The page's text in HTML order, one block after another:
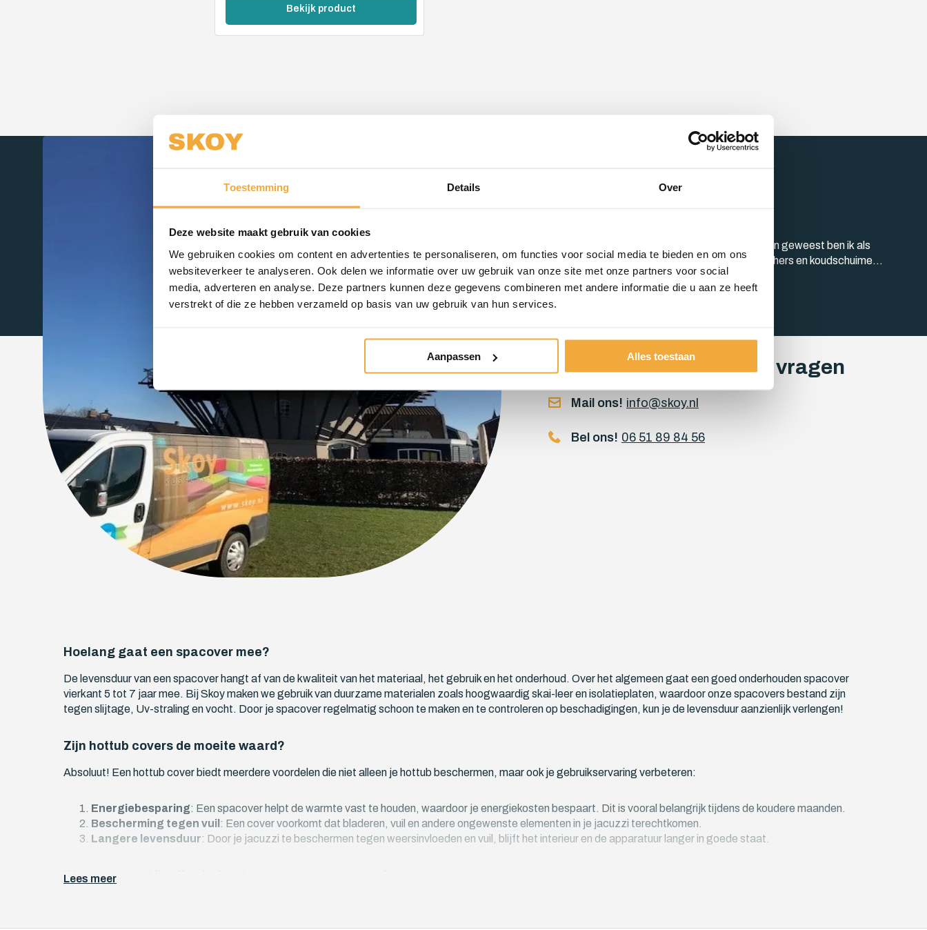
Toestemming Details Over
Deze website maakt gebruik van cookies
We gebruiken cookies om content en advertenties te personaliseren, om functies voor social media te bieden en om ons
websiteverkeer te analyseren. Ook delen we informatie over uw gebruik van onze site met onze partners voor social
media, adverteren en analyse. Deze partners kunnen deze gegevens combineren met andere informatie die u aan ze heeft
verstrekt of die ze hebben verzameld op basis van uw gebruik van hun services.
Aanpassen Alles toestaan
Bekijk product
Na 1 van de laatste dienstplichtige (93-2) te zijn geweest ben ik als
zelfstandige begonnen op de markt met polyethers en koudschuimen.
Veel kennis opgedaan en doordat ik steeds weer de vraag kreeg of ik
ook stoffen kon leveren ook door ingedoken en gaan
Meer over ons
Voor al jouw maatwerk vragen
Mail ons! info@skoy.nl
Bel ons! 06 51 89 84 56
Hoelang gaat een spacover mee?
De levensduur van een spacover hangt af van de kwaliteit van het materiaal, het gebruik en het onderhoud. Over het algemeen gaat een goed onderhouden spacover
vierkant 5 tot 7 jaar mee. Bij Skoy maken we gebruik van duurzame materialen zoals hoogwaardig skai-leer en isolatieplaten, waardoor onze spacovers bestand zijn
tegen slijtage, Uv-straling en vocht. Door je spacover regelmatig schoon te maken en te controleren op beschadigingen, kun je de levensduur aanzienlijk verlengen!
Zijn hottub covers de moeite waard?
Absoluut! Een hottub cover biedt meerdere voordelen die niet alleen je hottub beschermen, maar ook je gebruikservaring verbeteren:
Energiebesparing: Een spacover helpt de warmte vast te houden, waardoor je energiekosten bespaart. Dit is vooral belangrijk tijdens de koudere maanden.
Bescherming tegen vuil : Een cover voorkomt dat bladeren, vuil en andere ongewenste elementen in je jacuzzi terechtkomen.
Langere levensduur: Door je jacuzzi te beschermen tegen weersinvloeden en vuil, blijft het interieur en de apparatuur langer in goede staat.
Wanneer moet ik mijn vierkante spacover vervangen?
Lees meer